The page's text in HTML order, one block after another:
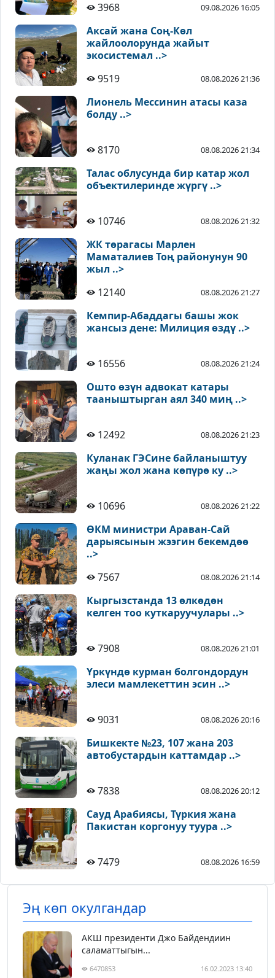
3968 09.08.2026 16:05
Аксай жана Соң-Көл
жайлоолорунда жайыт
экосистемал ..>
9519
08.08.2026 21:36
Лионель Мессинин атасы каза
болду ..>
8170 08.08.2026 21:34
Талас облусунда бир катар жол
объектилеринде жүргү ..>
10746 08.08.2026 21:32
ЖК төрагасы Марлен
Маматалиев Тоң районунун 90
жыл ..>
12140
08.08.2026 21:27
Кемпир-Абаддагы башы жок
жансыз дене: Милиция өздү ..>
16556 08.08.2026 21:24
Ошто өзүн адвокат катары
тааныштырган аял 340 миң ..>
12492 08.08.2026 21:23
Куланак ГЭСине байланыштуу
жаңы жол жана көпүрө ку ..>
10696 08.08.2026 21:22
ӨКМ министри Араван-Сай
дарыясынын жээгин бекемдөө
..>
7567
08.08.2026 21:14
Кыргызстанда 13 өлкөдөн
келген тоо куткаруучулары ..>
7908 08.08.2026 21:01
Үркүндө курман болгондордун
элеси мамлекеттин эсин ..>
9031 08.08.2026 20:16
Бишкекте №23, 107 жана 203
автобустардын каттамдар ..>
7838 08.08.2026 20:12
Сауд Арабиясы, Түркия жана
Пакистан коргонуу туура ..>
7479 08.08.2026 16:59
Эң көп окулгандар
АКШ президенти Джо Байдендиин
саламаттыгын...
6470853 16.02.2023 13:40